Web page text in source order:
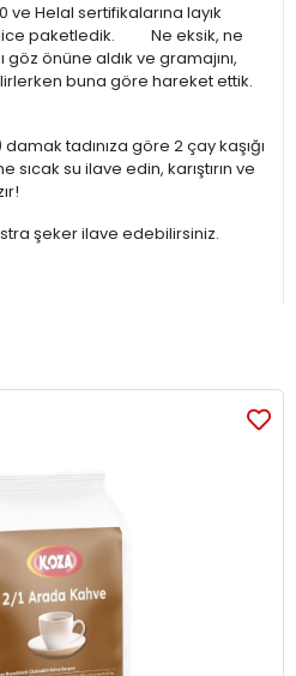
ve Helal sertifikalarına layık
paketledik. Ne eksik, ne
önüne aldık ve gramajını,
buna göre hareket ettik.
tadınıza göre 2 çay kaşığı
su ilave edin, karıştırın ve
şeker ilave edebilirsiniz.